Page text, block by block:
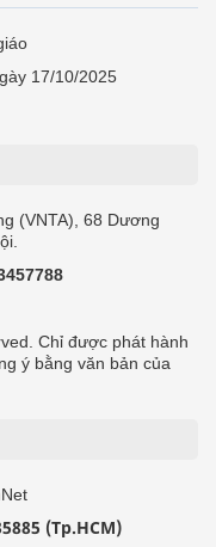
17/10/2025
(VNTA), 68 Dương
Chỉ được phát hành
ý bằng văn bản của
(Tp.HCM)